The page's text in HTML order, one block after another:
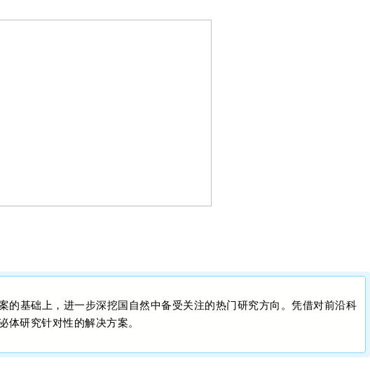
的基础上，进一步深挖国自然中备受关注的热门研究方向。凭借对前沿科
体研究针对性的解决方案。